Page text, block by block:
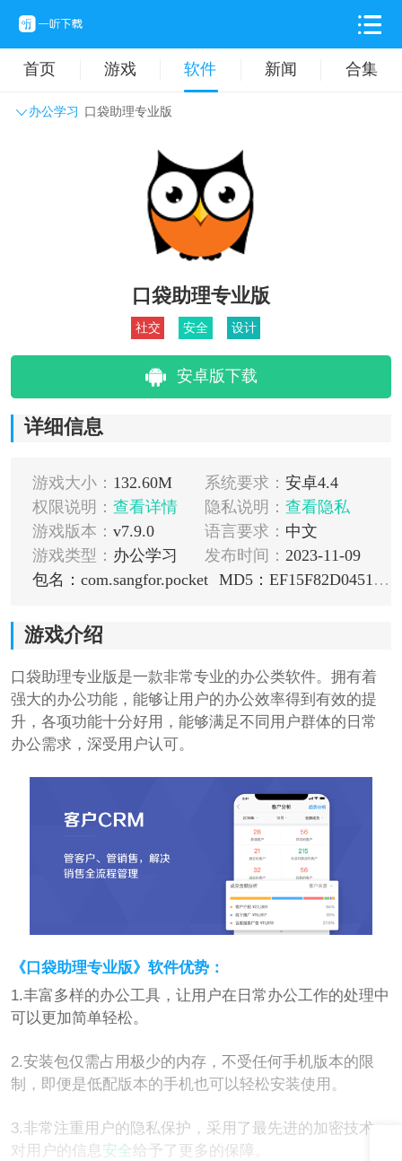
首页 游戏 软件 新闻 合集
办公学习 口袋助理专业版
主题壁纸 旅游出行
拍摄美化 时尚购物
口袋助理专业版
社交 安全 设计
安卓版下载
详细信息
游戏大小： 132.60M 系统要求： 安卓4.4
权限说明： 查看详情 隐私说明： 查看隐私
游戏版本： v7.9.0 语言要求： 中文
游戏类型： 办公学习 发布时间： 2023-11-09
包名：com.sangfor.pocket
MD5：EF15F82D045149C647176ABE5DE001BD
游戏介绍
口袋助理专业版是一款非常专业的办公类软件。拥有着
强大的办公功能，能够让用户的办公效率得到有效的提
升，各项功能十分好用，能够满足不同用户群体的日常
办公需求，深受用户认可。
《口袋助理专业版》软件优势：
1.丰富多样的办公工具，让用户在日常办公工作的处理中
可以更加简单轻松。
2.安装包仅需占用极少的内存，不受任何手机版本的限
制，即便是低配版本的手机也可以轻松安装使用。
3.非常注重用户的隐私保护，采用了最先进的加密技术，
对用户的信息安全给予了更多的保障。